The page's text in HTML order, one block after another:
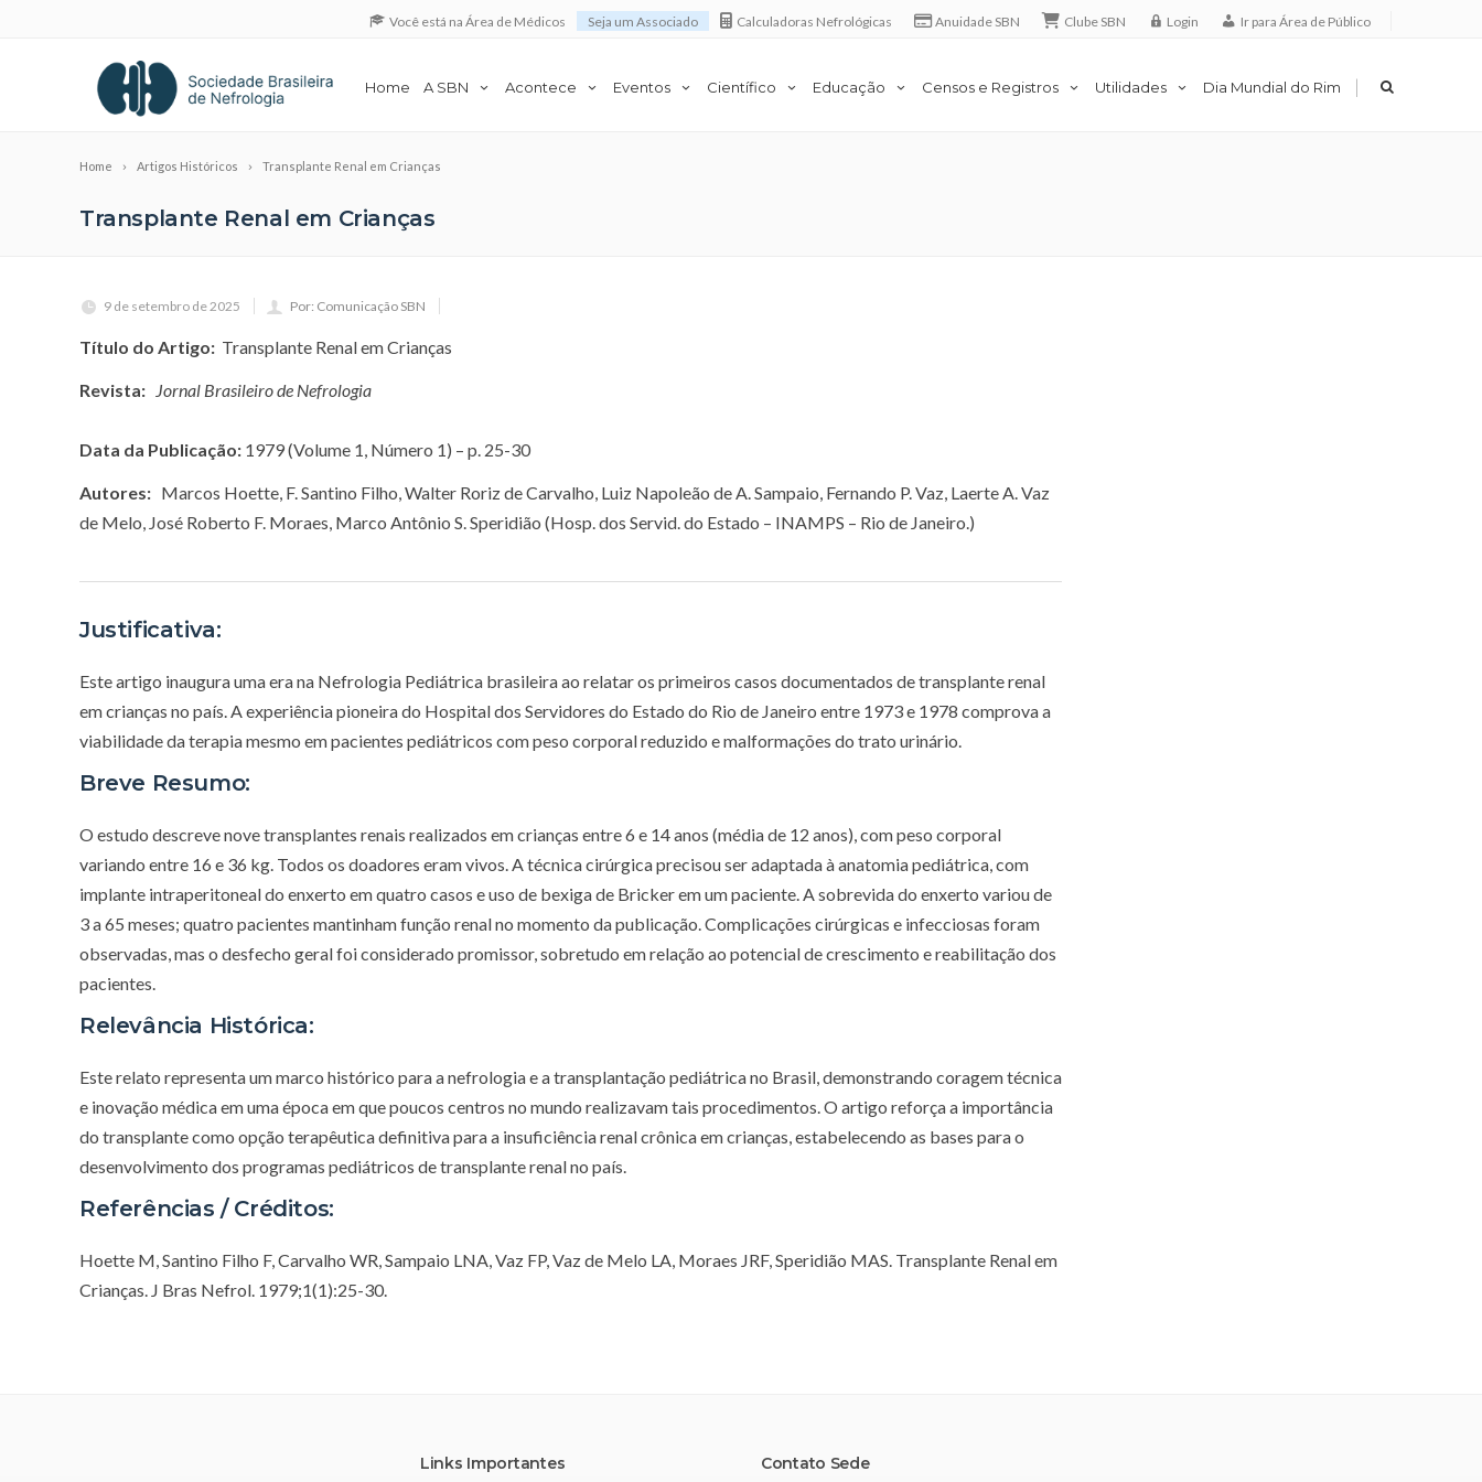
Você está na Área de Médicos Seja um Associado Calculadoras Nefrológicas Anuidade SBN Clube SBN Login Ir para Área de Público
Home A SBN Acontece Eventos Científico Educação Censos e Registros Utilidades Dia Mundial do Rim |
Home Artigos Históricos Transplante Renal em Crianças
Transplante Renal em Crianças
9 de setembro de 2025 Por: Comunicação SBN
Título do Artigo: Transplante Renal em Crianças
Revista: Jornal Brasileiro de Nefrologia
Data da Publicação: 1979 (Volume 1, Número 1) – p. 25-30
Autores: Marcos Hoette, F. Santino Filho, Walter Roriz de Carvalho, Luiz Napoleão de A. Sampaio, Fernando P. Vaz, Laerte A. Vaz
de Melo, José Roberto F. Moraes, Marco Antônio S. Speridião (Hosp. dos Servid. do Estado – INAMPS – Rio de Janeiro.)
Justificativa:
Este artigo inaugura uma era na Nefrologia Pediátrica brasileira ao relatar os primeiros casos documentados de transplante renal
em crianças no país. A experiência pioneira do Hospital dos Servidores do Estado do Rio de Janeiro entre 1973 e 1978 comprova a
viabilidade da terapia mesmo em pacientes pediátricos com peso corporal reduzido e malformações do trato urinário.
Breve Resumo:
O estudo descreve nove transplantes renais realizados em crianças entre 6 e 14 anos (média de 12 anos), com peso corporal
variando entre 16 e 36 kg. Todos os doadores eram vivos. A técnica cirúrgica precisou ser adaptada à anatomia pediátrica, com
implante intraperitoneal do enxerto em quatro casos e uso de bexiga de Bricker em um paciente. A sobrevida do enxerto variou de
3 a 65 meses; quatro pacientes mantinham função renal no momento da publicação. Complicações cirúrgicas e infecciosas foram
observadas, mas o desfecho geral foi considerado promissor, sobretudo em relação ao potencial de crescimento e reabilitação dos
pacientes.
Relevância Histórica:
Este relato representa um marco histórico para a nefrologia e a transplantação pediátrica no Brasil, demonstrando coragem técnica
e inovação médica em uma época em que poucos centros no mundo realizavam tais procedimentos. O artigo reforça a importância
do transplante como opção terapêutica definitiva para a insuficiência renal crônica em crianças, estabelecendo as bases para o
desenvolvimento dos programas pediátricos de transplante renal no país.
Referências / Créditos:
Hoette M, Santino Filho F, Carvalho WR, Sampaio LNA, Vaz FP, Vaz de Melo LA, Moraes JRF, Speridião MAS. Transplante Renal em
Crianças. J Bras Nefrol. 1979;1(1):25-30.
Links Importantes Contato Sede